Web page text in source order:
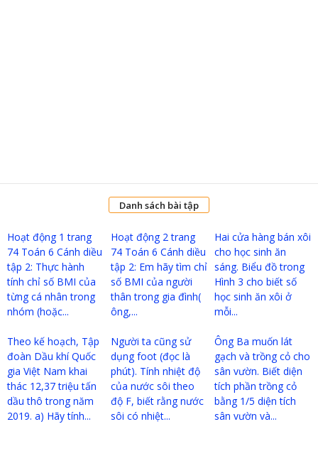
Danh sách bài tập
Hoạt động 1 trang
74 Toán 6 Cánh diều
tập 2: Thực hành
tính chỉ số BMI của
từng cá nhân trong
nhóm (hoặc...
Hoạt động 2 trang
74 Toán 6 Cánh diều
tập 2: Em hãy tìm chỉ
số BMI của người
thân trong gia đình(
ông,...
Hai cửa hàng bán xôi
cho học sinh ăn
sáng. Biểu đồ trong
Hình 3 cho biết số
học sinh ăn xôi ở
mỗi...
Theo kế hoạch, Tập
đoàn Dầu khí Quốc
gia Việt Nam khai
thác 12,37 triệu tấn
dầu thô trong năm
2019. a) Hãy tính...
Người ta cũng sử
dụng foot (đọc là
phút). Tính nhiệt độ
của nước sôi theo
độ F, biết rằng nước
sôi có nhiệt...
Ông Ba muốn lát
gạch và trồng cỏ cho
sân vườn. Biết diện
tích phần trồng cỏ
bằng 1/5 diện tích
sân vườn và...